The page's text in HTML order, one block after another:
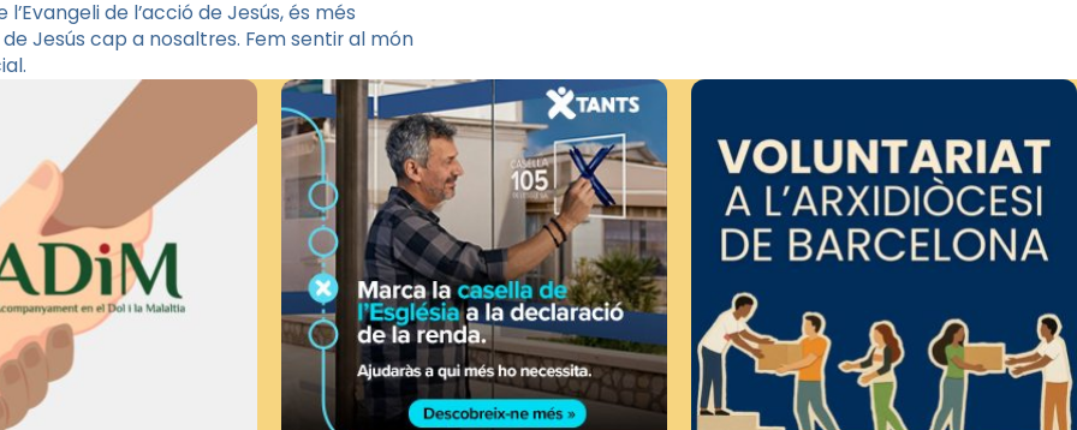
de l’acció de Jesús, és més
Jesús cap a nosaltres. Fem sentir al món